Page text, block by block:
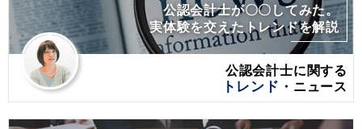
公認会計士が〇〇してみた。
実体験を交えたトレンドを解説
公認会計士に関する
トレンド ・ニュース